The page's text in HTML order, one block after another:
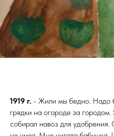
1919 г. - Жили мы бедно. Надо
грядки на огороде за
собирал навоз для